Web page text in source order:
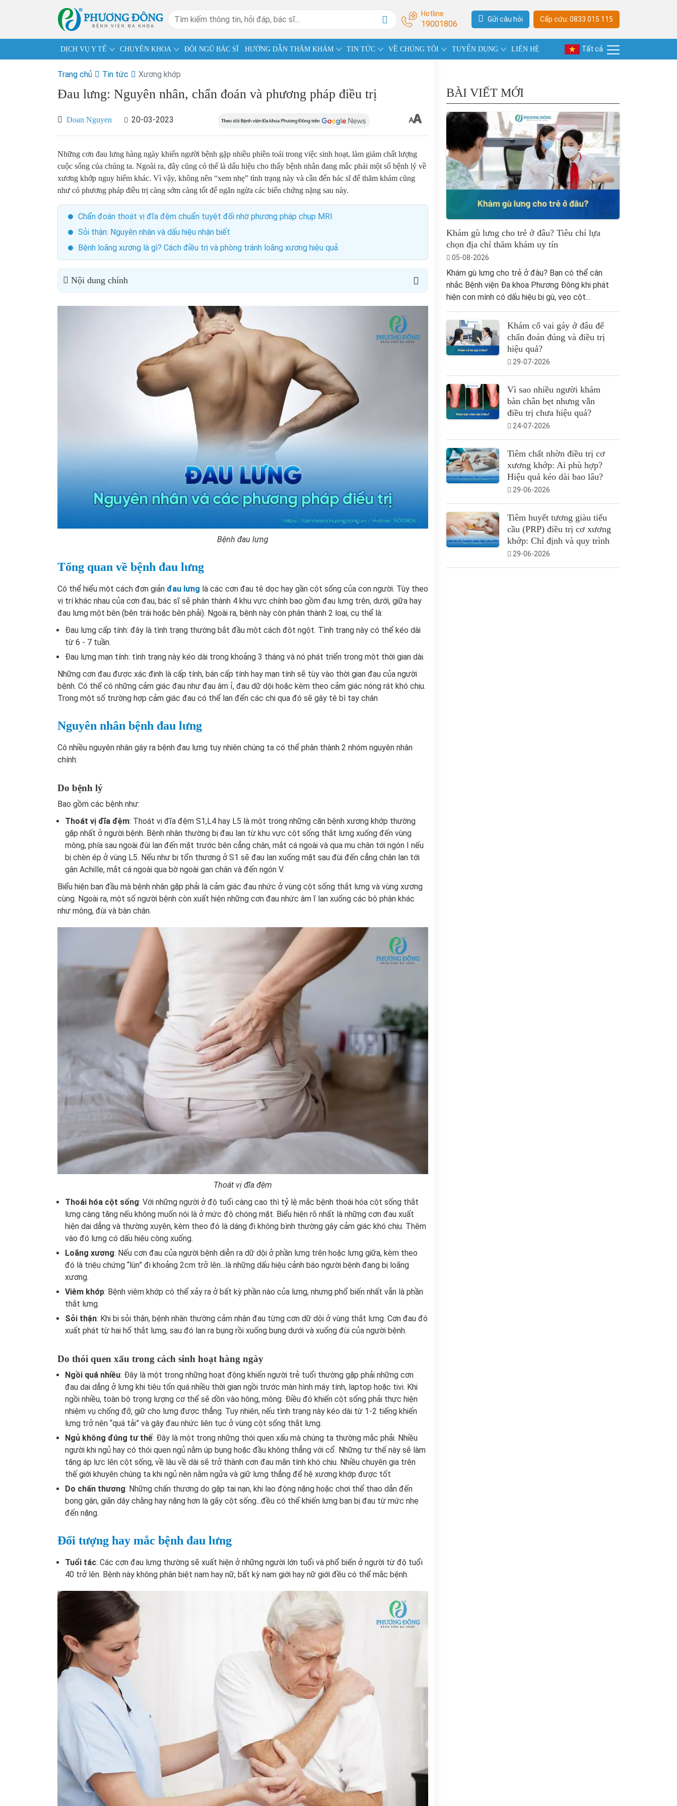
Hotline
19001806 Gửi câu hỏi Cấp cứu: 0833 015 115
DỊCH VỤ Y TẾ CHUYÊN KHOA ĐỘI NGŨ BÁC SĨ HƯỚNG DẪN THĂM KHÁM TIN TỨC VỀ CHÚNG TÔI TUYỂN DỤNG LIÊN HỆ Tất cả
Trang chủ Tin tức Xương khớp
Đau lưng: Nguyên nhân, chẩn đoán và phương pháp điều trị
Doan Nguyen 20-03-2023
Những cơn đau lưng hàng ngày khiến người bệnh gặp nhiều phiền toái trong việc sinh hoạt, làm giảm chất lượng
cuộc sống của chúng ta. Ngoài ra, đây cũng có thể là dấu hiệu cho thấy bệnh nhân đang mắc phải một số bệnh lý về
xương khớp nguy hiểm khác. Vì vậy, không nên “xem nhẹ” tình trạng này và cần đến bác sĩ để thăm khám cũng
như có phương pháp điều trị càng sớm càng tốt để ngăn ngừa các biến chứng nặng sau này.
Chẩn đoán thoát vị đĩa đệm chuẩn tuyệt đối nhờ phương pháp chụp MRI
Sỏi thận: Nguyên nhân và dấu hiệu nhận biết
Bệnh loãng xương là gì? Cách điều trị và phòng tránh loãng xương hiệu quả
Nội dung chính
Bệnh đau lưng
Tổng quan về bệnh đau lưng
Có thể hiểu một cách đơn giản đau lưng là các cơn đau tê dọc hay gần cột sống của con người. Tùy theo
vị trí khác nhau của cơn đau, bác sĩ sẽ phân thành 4 khu vực chính bao gồm đau lưng trên, dưới, giữa hay
đau lưng một bên (bên trái hoặc bên phải). Ngoài ra, bệnh này còn phân thành 2 loại, cụ thể là:
Đau lưng cấp tính: đây là tình trạng thường bắt đầu một cách đột ngột. Tình trạng này có thể kéo dài
từ 6 - 7 tuần.
Đau lưng mạn tính: tình trạng này kéo dài trong khoảng 3 tháng và nó phát triển trong một thời gian dài.
Những cơn đau được xác định là cấp tính, bán cấp tính hay mạn tính sẽ tùy vào thời gian đau của người
bệnh. Có thể có những cảm giác đau như đau âm ỉ, đau dữ dội hoặc kèm theo cảm giác nóng rát khó chịu.
Trong một số trường hợp cảm giác đau có thể lan đến các chi qua đó sẽ gây tê bì tay chân
Nguyên nhân bệnh đau lưng
Có nhiều nguyên nhân gây ra bệnh đau lưng tuy nhiên chúng ta có thể phân thành 2 nhóm nguyên nhân
chính:
Do bệnh lý
Bao gồm các bệnh như:
Thoát vị đĩa đệm: Thoát vị đĩa đệm S1,L4 hay L5 là một trong những căn bệnh xương khớp thường
gặp nhất ở người bệnh. Bệnh nhân thường bị đau lan từ khu vực cột sống thắt lưng xuống đến vùng
mông, phía sau ngoài đùi lan đến mặt trước bên cẳng chân, mắt cá ngoài và qua mu chân tới ngón I nếu
bị chèn ép ở vùng L5. Nếu như bị tổn thương ở S1 sẽ đau lan xuống mặt sau đùi đến cẳng chân lan tới
gân Achille, mắt cá ngoài qua bờ ngoài gan chân và đến ngón V.
Biểu hiện ban đầu mà bệnh nhân gặp phải là cảm giác đau nhức ở vùng cột sống thắt lưng và vùng xương
cùng. Ngoài ra, một số người bệnh còn xuất hiện những cơn đau nhức âm ĩ lan xuống các bộ phận khác
như mông, đùi và bàn chân.
Thoát vị đĩa đệm
Thoái hóa cột sống: Với những người ở độ tuổi càng cao thì tỷ lệ mắc bệnh thoái hóa cột sống thắt
lưng càng tăng nếu không muốn nói là ở mức độ chóng mặt. Biểu hiện rõ nhất là những cơn đau xuất
hiện dai dẳng và thường xuyên, kèm theo đó là dáng đi không bình thường gây cảm giác khó chịu. Thêm
vào đó lưng có dấu hiệu còng xuống.
Loãng xương: Nếu cơn đau của người bệnh diễn ra dữ dội ở phần lưng trên hoặc lưng giữa, kèm theo
đó là triệu chứng “lùn” đi khoảng 2cm trở lên...là những dấu hiệu cảnh báo người bệnh đang bị loãng
xương.
Viêm khớp: Bệnh viêm khớp có thể xảy ra ở bất kỳ phần nào của lưng, nhưng phổ biến nhất vẫn là phần
thắt lưng.
Sỏi thận: Khi bị sỏi thận, bệnh nhân thường cảm nhận đau từng cơn dữ dội ở vùng thắt lưng. Cơn đau đó
xuất phát từ hai hố thắt lưng, sau đó lan ra bụng rồi xuống bụng dưới và xuống đùi của người bệnh.
Do thói quen xấu trong cách sinh hoạt hàng ngày
Ngồi quá nhiều: Đây là một trong những hoạt động khiến người trẻ tuổi thường gặp phải những cơn
đau dai dẳng ở lưng khi tiêu tốn quá nhiều thời gian ngồi trước màn hình máy tính, laptop hoặc tivi. Khi
ngồi nhiều, toàn bộ trọng lượng cơ thể sẽ dồn vào hông, mông. Điều đó khiến cột sống phải thực hiện
nhiệm vụ chống đỡ, giữ cho lưng được thẳng. Tuy nhiên, nếu tình trạng này kéo dài từ 1-2 tiếng khiến
lưng trở nên “quá tải” và gây đau nhức liên tục ở vùng cột sống thắt lưng.
Ngủ không đúng tư thế: Đây là một trong những thói quen xấu mà chúng ta thường mắc phải. Nhiều
người khi ngủ hay có thói quen ngủ nằm úp bụng hoặc đầu không thẳng với cổ. Những tư thế này sẽ làm
tăng áp lực lên cột sống, về lâu về dài sẽ trở thành cơn đau mãn tính khó chịu. Nhiều chuyên gia trên
thế giới khuyên chúng ta khi ngủ nên nằm ngửa và giữ lưng thẳng để hệ xương khớp được tốt
Do chấn thương: Những chấn thương do gặp tai nạn, khi lao động nặng hoặc chơi thể thao dẫn đến
bong gân, giãn dây chằng hay nặng hơn là gãy cột sống...đều có thể khiến lưng bạn bị đau từ mức nhẹ
đến nặng.
Đối tượng hay mắc bệnh đau lưng
Tuổi tác: Các cơn đau lưng thường sẽ xuất hiện ở những người lớn tuổi và phổ biến ở người từ độ tuổi
40 trở lên. Bệnh này không phân biệt nam hay nữ, bất kỳ nam giới hay nữ giới đều có thể mắc bệnh.
BÀI VIẾT MỚI
Khám gù lưng cho trẻ ở đâu? Tiêu chí lựa
chọn địa chỉ thăm khám uy tín
05-08-2026
Khám gù lưng cho trẻ ở đâu? Bạn có thể cân
nhắc Bệnh viện Đa khoa Phương Đông khi phát
hiện con mình có dấu hiệu bị gù, vẹo cột...
Khám cổ vai gáy ở đâu để
chẩn đoán đúng và điều trị
hiệu quả?
29-07-2026
Vì sao nhiều người khám
bàn chân bẹt nhưng vẫn
điều trị chưa hiệu quả?
24-07-2026
Tiêm chất nhờn điều trị cơ
xương khớp: Ai phù hợp?
Hiệu quả kéo dài bao lâu?
29-06-2026
Tiêm huyết tương giàu tiểu
cầu (PRP) điều trị cơ xương
khớp: Chỉ định và quy trình
29-06-2026